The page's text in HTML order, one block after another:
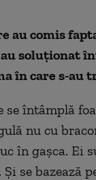
au comis
soluționat
în care s-au
se întâmplă
nu cu
în gașca.
se bazează